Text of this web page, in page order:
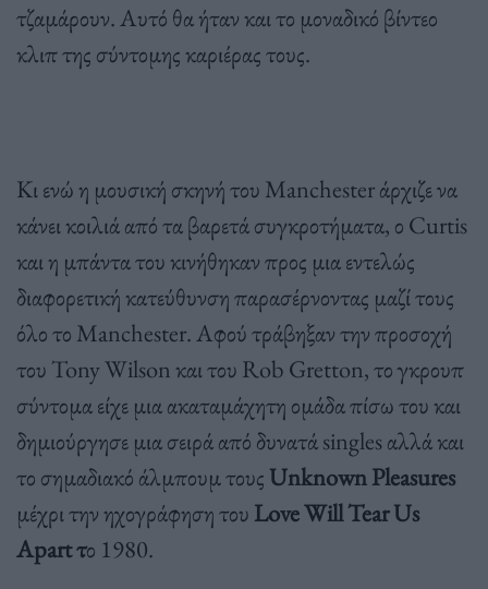
τζαμάρουν. Αυτό θα ήταν και το μοναδικό βίντεο
κλιπ της σύντομης καριέρας τους.
Κι ενώ η μουσική σκηνή του Manchester άρχιζε να
κάνει κοιλιά από τα βαρετά συγκροτήματα, ο Curtis
και η μπάντα του κινήθηκαν προς μια εντελώς
διαφορετική κατεύθυνση παρασέρνοντας μαζί τους
όλο το Manchester. Αφού τράβηξαν την προσοχή
του Tony Wilson και του Rob Gretton, το γκρουπ
σύντομα είχε μια ακαταμάχητη ομάδα πίσω του και
δημιούργησε μια σειρά από δυνατά singles αλλά και
το σημαδιακό άλμπουμ τους Unknown Pleasures
μέχρι την ηχογράφηση του Love Will Tear Us
Apart το 1980.